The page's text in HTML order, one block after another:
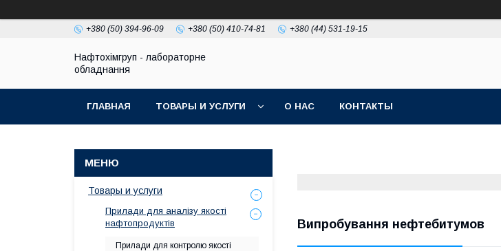
+380 (50) 394-96-09 +380 (50) 410-74-81 +380 (44) 531-19-15
Нафтохімгруп - лабораторне
обладнання
ГЛАВНАЯ ТОВАРЫ И УСЛУГИ О НАС КОНТАКТЫ
Випробування нефтебитумов
Товары и услуги
Прилади для аналізу якості
нафтопродуктів
Прилади для контролю якості